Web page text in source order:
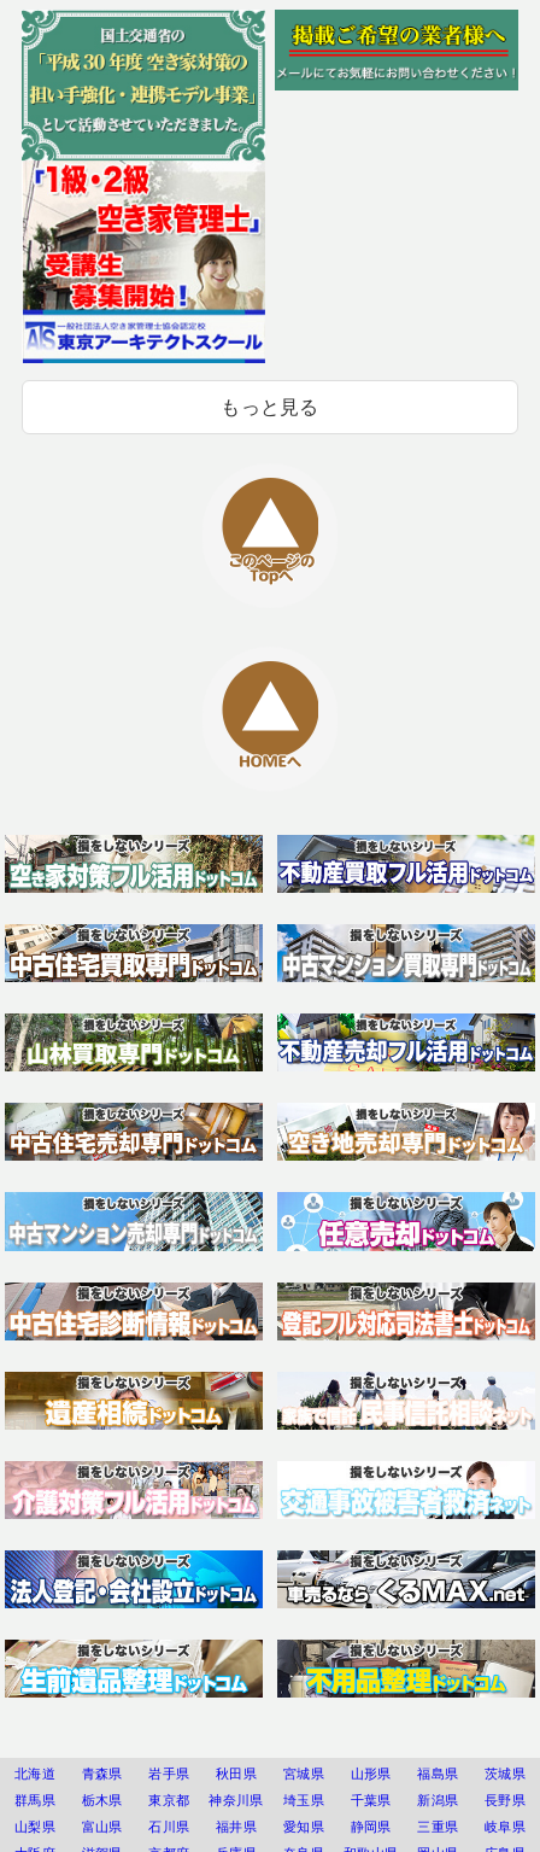
もっと見る
北海道 青森県 岩手県 秋田県 宮城県 山形県 福島県
茨城県
群馬県
栃木県 東京都 神奈川県 埼玉県 千葉県 新潟県
長野県
山梨県
富山県 石川県 福井県 愛知県 静岡県 三重県
岐阜県